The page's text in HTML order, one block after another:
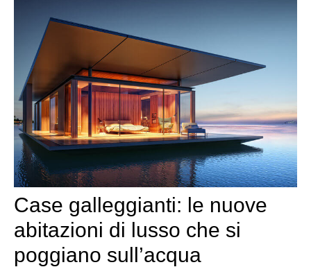
Case galleggianti: le nuove
abitazioni di lusso che si
poggiano sull’acqua